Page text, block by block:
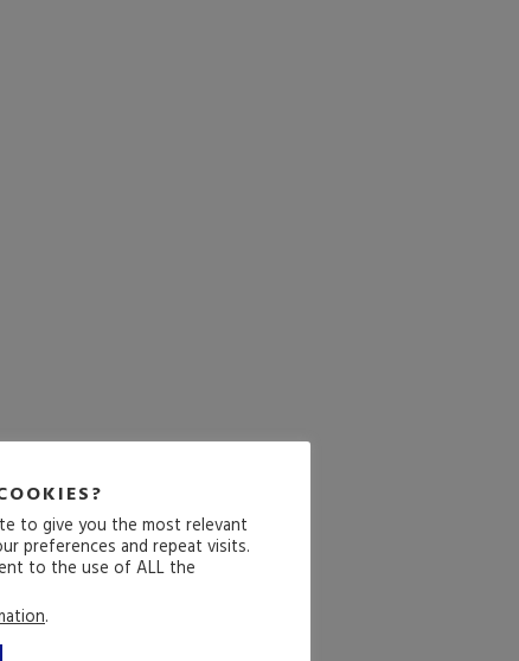
to give you the most relevant
preferences and repeat visits.
to the use of ALL the
.